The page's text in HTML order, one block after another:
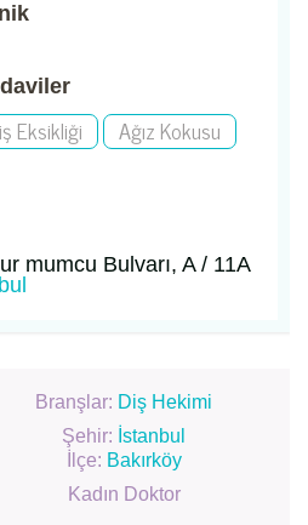
Eksikliği
Ağız Kokusu
mumcu Bulvarı, A / 11A
Branşlar: Diş Hekimi
Şehir: İstanbul
İlçe: Bakırköy
Kadın Doktor